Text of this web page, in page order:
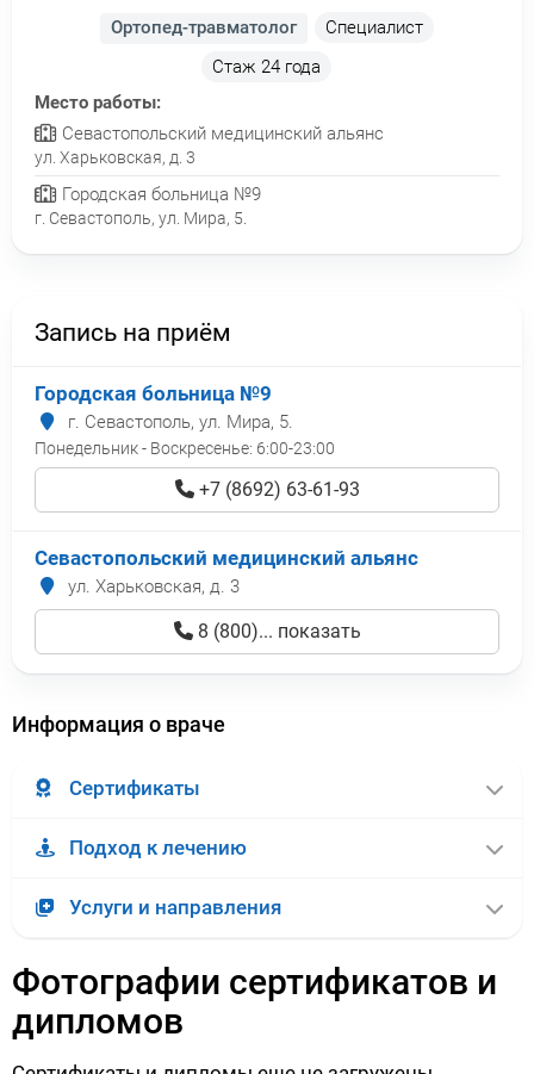
Ортопед-травматолог
Специалист
Стаж 24 года
Место работы:
Севастопольский медицинский альянс
ул. Харьковская, д. 3
Городская больница №9
г. Севастополь, ул. Мира, 5.
Запись на приём
Городская больница №9
г. Севастополь, ул. Мира, 5.
Понедельник - Воскресенье: 6:00-23:00
+7 (8692) 63-61-93
Севастопольский медицинский альянс
ул. Харьковская, д. 3
8 (800)... показать
Информация о враче
Сертификаты
Подход к лечению
Услуги и направления
Фотографии сертификатов и
дипломов